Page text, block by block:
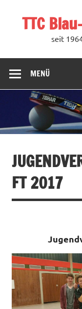
springenTTC
seit
MENÜ
FT 2017